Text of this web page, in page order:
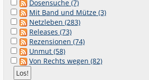
Dosensuche (7)
Mit Band und Mütze (3)
Netzleben (283)
Releases (73)
Rezensionen (74)
Unmut (58)
Von Rechts wegen (82)